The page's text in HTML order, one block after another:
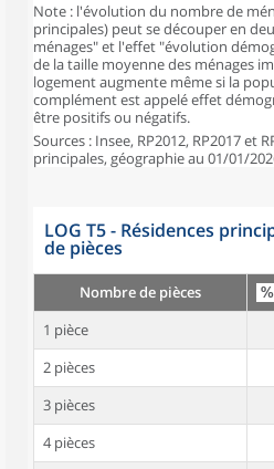
Note : l'évolution du nombre de
principales) peut se découper en
ménages" et l'effet "évolution
de la taille moyenne des ménages
logement augmente même si la
complément est appelé effet
être positifs ou négatifs.
Sources : Insee, RP2012, RP2017 et
principales, géographie au 01/01/
LOG T5 - Résidences
de pièces
Nombre de pièces
1 pièce
2 pièces
3 pièces
4 pièces